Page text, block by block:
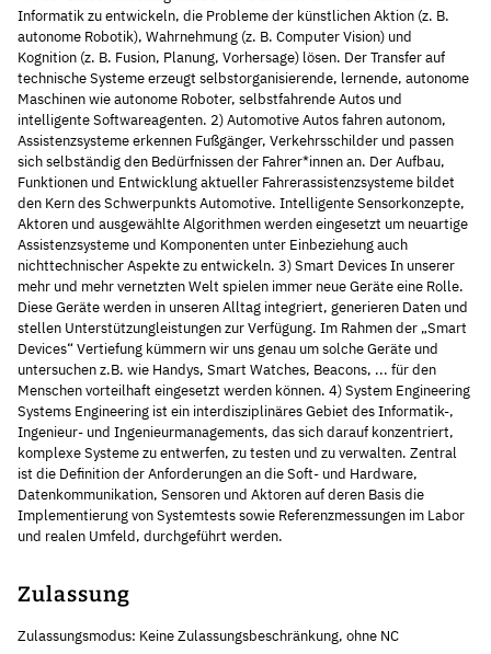
Informatik zu entwickeln, die Probleme der künstlichen Aktion (z. B.
autonome Robotik), Wahrnehmung (z. B. Computer Vision) und
Kognition (z. B. Fusion, Planung, Vorhersage) lösen. Der Transfer auf
technische Systeme erzeugt selbstorganisierende, lernende, autonome
Maschinen wie autonome Roboter, selbstfahrende Autos und
intelligente Softwareagenten. 2) Automotive Autos fahren autonom,
Assistenzsysteme erkennen Fußgänger, Verkehrsschilder und passen
sich selbständig den Bedürfnissen der Fahrer*innen an. Der Aufbau,
Funktionen und Entwicklung aktueller Fahrerassistenzsysteme bildet
den Kern des Schwerpunkts Automotive. Intelligente Sensorkonzepte,
Aktoren und ausgewählte Algorithmen werden eingesetzt um neuartige
Assistenzsysteme und Komponenten unter Einbeziehung auch
nichttechnischer Aspekte zu entwickeln. 3) Smart Devices In unserer
mehr und mehr vernetzten Welt spielen immer neue Geräte eine Rolle.
Diese Geräte werden in unseren Alltag integriert, generieren Daten und
stellen Unterstützungleistungen zur Verfügung. Im Rahmen der „Smart
Devices“ Vertiefung kümmern wir uns genau um solche Geräte und
untersuchen z.B. wie Handys, Smart Watches, Beacons, ... für den
Menschen vorteilhaft eingesetzt werden können. 4) System Engineering
Systems Engineering ist ein interdisziplinäres Gebiet des Informatik-,
Ingenieur- und Ingenieurmanagements, das sich darauf konzentriert,
komplexe Systeme zu entwerfen, zu testen und zu verwalten. Zentral
ist die Definition der Anforderungen an die Soft- und Hardware,
Datenkommunikation, Sensoren und Aktoren auf deren Basis die
Implementierung von Systemtests sowie Referenzmessungen im Labor
und realen Umfeld, durchgeführt werden.
Zulassung
Zulassungsmodus: Keine Zulassungsbeschränkung, ohne NC